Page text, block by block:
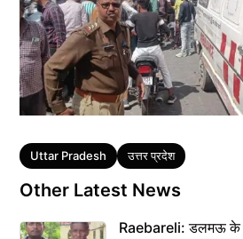
Tags
Uttar Pradesh उत्तर प्रदेश
Other Latest News
Raebareli: डलमऊ के